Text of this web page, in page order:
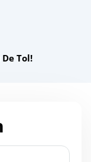
Tol!